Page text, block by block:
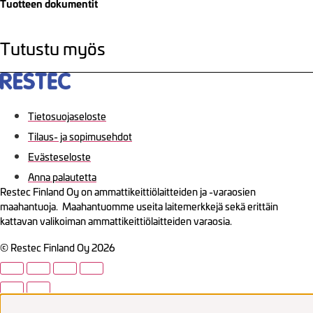
Tuotteen dokumentit
Tutustu myös
Tietosuojaseloste
Tilaus- ja sopimusehdot
Evästeseloste
Anna palautetta
Restec Finland Oy on ammattikeittiölaitteiden ja -varaosien
maahantuoja. Maahantuomme useita laitemerkkejä sekä erittäin
kattavan valikoiman ammattikeittiölaitteiden varaosia.
© Restec Finland Oy 2026